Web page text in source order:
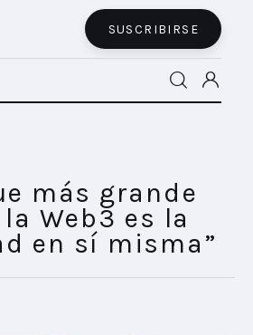
SUSCRIBIRSE
más grande
Web3 es la
en sí misma”